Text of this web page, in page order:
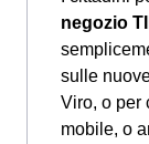
negozio
sulle
Viro, o per
mobile, o